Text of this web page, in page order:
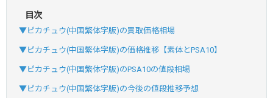
おりパンダ
・新規登録で6種類アド確解禁
SVGC7P コードコピー
目次
▼ピカチュウ(中国繁体字版)の買取価格相場
▼ピカチュウ(中国繁体字版)の価格推移【素体とPSA10】
▼ピカチュウ(中国繁体字版)のPSA10の値段相場
▼ピカチュウ(中国繁体字版)の今後の値段推移予想